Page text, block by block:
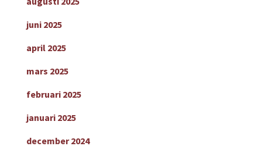
juni 2025
april 2025
mars 2025
februari 2025
januari 2025
december 2024